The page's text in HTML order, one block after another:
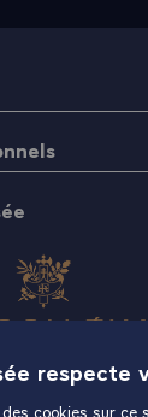
respecte
cookies sur ce